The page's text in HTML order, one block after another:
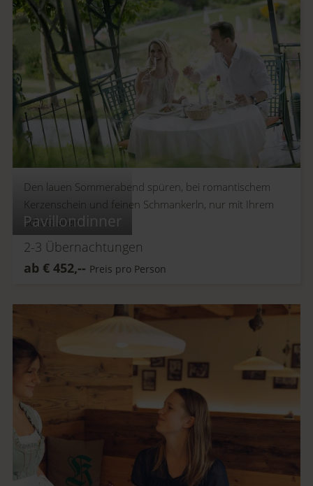
Pavillondinner
Den lauen Sommerabend spüren, bei romantischem
Kerzenschein und feinen Schmankerln, nur mit Ihrem
Schatz allein.
2-3 Übernachtungen
ab € 452,-- Preis pro Person